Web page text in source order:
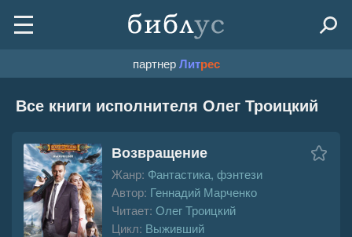
партнерЛитрес
Все книги исполнителя Олег Троицкий
Возвращение
Жанр: Фантастика, фэнтези
Автор: Геннадий Марченко
Читает: Олег Троицкий
Цикл: Выживший